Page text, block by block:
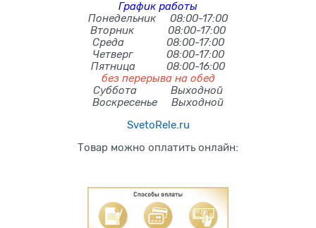
График работы
Понедельник 08:00-17:00
Вторник 08:00-17:00
Среда 08:00-17:00
Четверг 08:00-17:00
Пятница 08:00-16:00
без перерыва на обед
Суббота Выходной
Воскресенье Выходной
SvetoRele.ru
Товар можно оплатить онлайн: